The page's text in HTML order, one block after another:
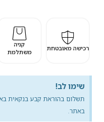
רכישה מאובטחת
קניה
משתלמת
שימו לב!
תשלום בהוראת קבע בנקאית
באתר.